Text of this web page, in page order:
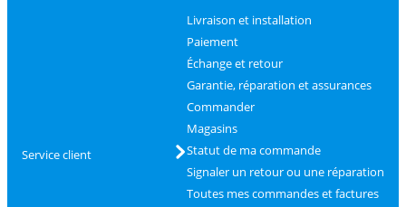
Service client
Livraison et installation
Paiement
Échange et retour
Garantie, réparation et assurances
Commander
Magasins
Statut de ma commande
Signaler un retour ou une réparation
Toutes mes commandes et factures